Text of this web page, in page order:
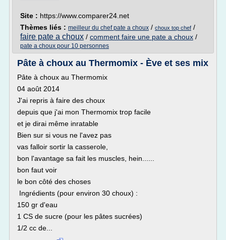
Site : https://www.comparer24.net
Thèmes liés : meilleur du chef pate a choux / choux top chef /
faire pate a choux / comment faire une pate a choux /
pate a choux pour 10 personnes
Pâte à choux au Thermomix - Ève et ses mix
Pâte à choux au Thermomix
04 août 2014
J'ai repris à faire des choux
depuis que j'ai mon Thermomix trop facile
et je dirai même inratable
Bien sur si vous ne l'avez pas
vas falloir sortir la casserole,
bon l'avantage sa fait les muscles, hein......
bon faut voir
le bon côté des choses
Ingrédients (pour environ 30 choux) :
150 gr d'eau
1 CS de sucre (pour les pâtes sucrées)
1/2 cc de...